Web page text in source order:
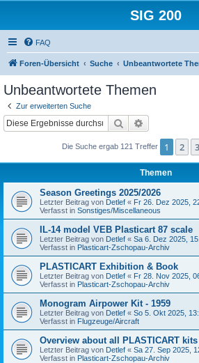
SIG 200
FAQ
Foren-Übersicht Suche Unbeantwortete
Unbeantwortete Themen
Zur erweiterten Suche
Suche
Die Suche ergab 121 Treffer 1 2 3
Themen
Season Greetings 2025/2026
Letzter Beitrag von Detlef « Fr 26. Dez 2025,
Verfasst in Sonstiges/Miscellaneous
IL-14 model VEB Plasticart 87 scale
Letzter Beitrag von Detlef « Sa 6. Dez 2025,
Verfasst in Plasticart-Zschopau-Archiv
PLASTICART Exhibition & Book
Letzter Beitrag von Detlef « Fr 28. Nov 2025,
Verfasst in Plasticart-Zschopau-Archiv
Monogram Airpower Kit - 1959
Letzter Beitrag von Detlef « So 5. Okt 2025,
Verfasst in Flugzeuge/Aircraft
Overview about all PLASTICART kits
Letzter Beitrag von Detlef « Sa 27. Sep 2025,
Verfasst in Plasticart-Zschopau-Archiv